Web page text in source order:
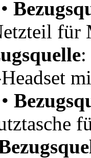
für
: